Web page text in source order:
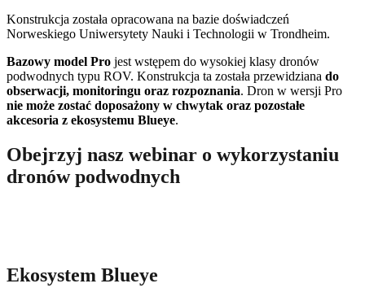
Konstrukcja została opracowana na bazie doświadczeń
Norweskiego Uniwersytety Nauki i Technologii w Trondheim.
Bazowy model Pro jest wstępem do wysokiej klasy dronów
podwodnych typu ROV. Konstrukcja ta została przewidziana do
obserwacji, monitoringu oraz rozpoznania. Dron w wersji Pro
nie może zostać doposażony w chwytak oraz pozostałe
akcesoria z ekosystemu Blueye.
Obejrzyj nasz webinar o wykorzystaniu
dronów podwodnych
Ekosystem Blueye